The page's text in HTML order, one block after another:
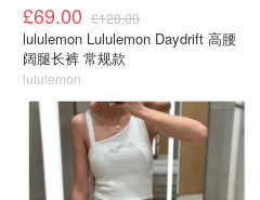
£69.00 £128.00
lululemon Lululemon Daydrift 高腰
阔腿长裤 常规款
lululemon